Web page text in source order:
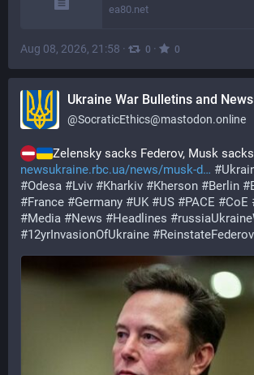
ea80.net
Aug 08, 2026, 21:58 · 0 · 0
Ukraine War Bulletins and News
@SocraticEthics@mastodon.online
Zelensky sacks Federov, Musk
newsukraine.rbc.ua/news/musk-d
#
#Odesa #Lviv #Kharkiv #Kherson #Berlin #
#France #Germany #UK #US #PACE #CoE
#Media #News #Headlines #
#12yrInvasionOfUkraine #ReinstateFederov